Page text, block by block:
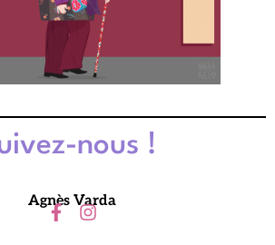
nous !
Agnès Varda